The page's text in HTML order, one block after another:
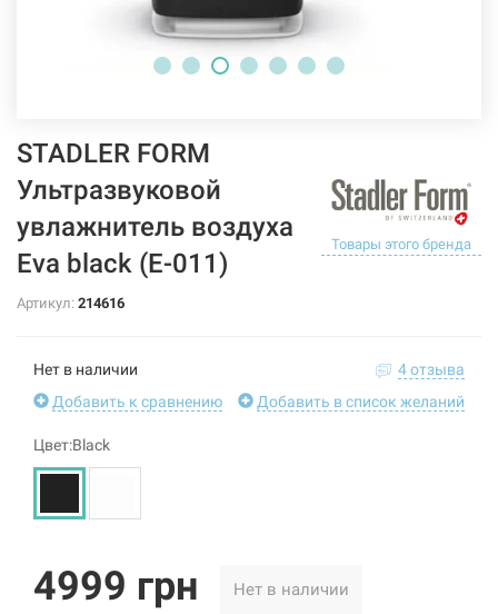
STADLER FORM
Ультразвуковой
увлажнитель воздуха
Eva black (E-011)
Товары этого бренда
Артикул: 214616
Нет в наличии
4 отзыва
Добавить к сравнению
Добавить в список желаний
Цвет:Black
4999 грн Нет в наличии